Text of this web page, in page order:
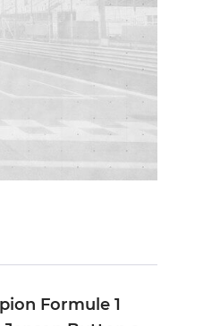
Formule 1